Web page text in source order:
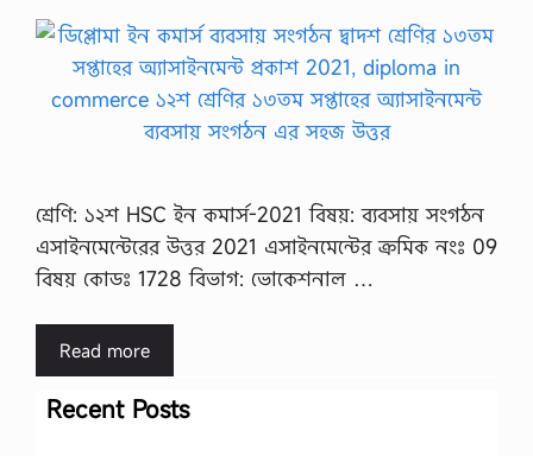
শ্রেণি: ১২শ HSC ইন কমার্স-2021 বিষয়: ব্যবসায় সংগঠন
এসাইনমেন্টেরের উত্তর 2021 এসাইনমেন্টের ক্রমিক নংঃ 09
বিষয় কোডঃ 1728 বিভাগ: ভোকেশনাল …
Read more
Recent Posts